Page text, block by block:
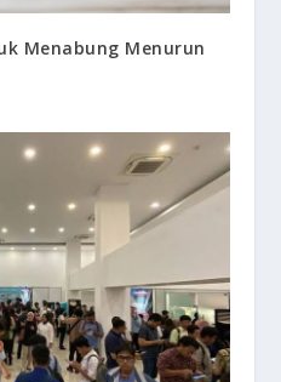
Menabung Menurun